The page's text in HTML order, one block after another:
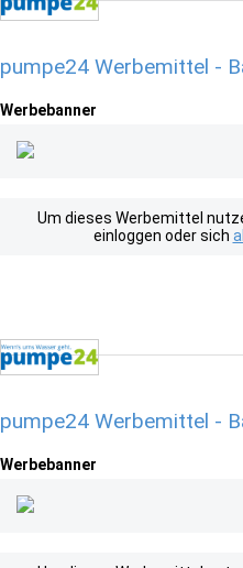
pumpe24 Werbemittel -
Werbebanner
Um dieses Werbemittel
einloggen oder sich
pumpe24 Werbemittel -
Werbebanner